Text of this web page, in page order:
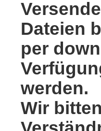
Dateien
per
werden.
Wir